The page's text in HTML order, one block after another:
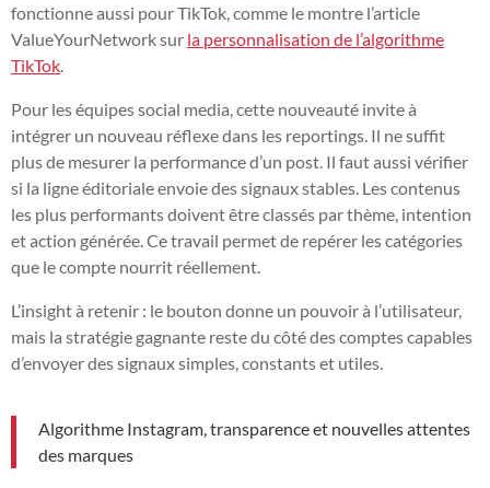
fonctionne aussi pour TikTok, comme le montre l’article
ValueYourNetwork sur la personnalisation de l’algorithme
TikTok
Pour les équipes social media, cette nouveauté invite à
intégrer un nouveau réflexe dans les reportings. Il ne suffit
plus de mesurer la performance d’un post. Il faut aussi vérifier
si la ligne éditoriale envoie des signaux stables. Les contenus
les plus performants doivent être classés par thème, intention
et action générée. Ce travail permet de repérer les catégories
que le compte nourrit réellement.
L’insight à retenir : le bouton donne un pouvoir à l’utilisateur,
mais la stratégie gagnante reste du côté des comptes capables
d’envoyer des signaux simples, constants et utiles.
Algorithme Instagram, transparence et nouvelles attentes
des marques